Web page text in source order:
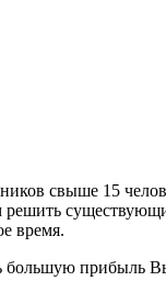
свыше 15
время.
прибыль Вы